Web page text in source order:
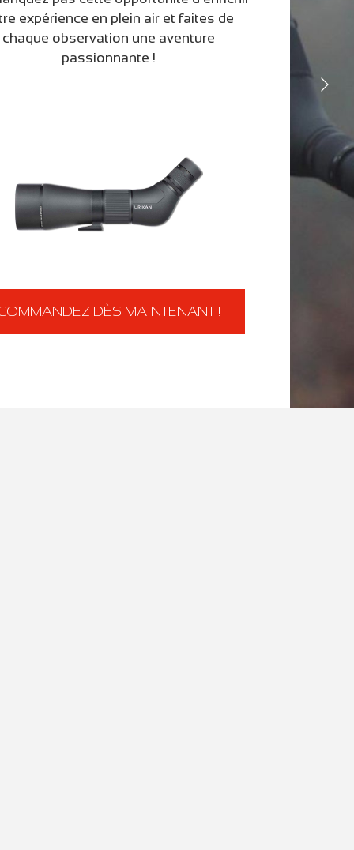
expérience en plein air et faites de
chaque observation une aventure
passionnante !
DÈS MAINTENANT !
J'ACHÈTE SANS HÉSITER !
DÉCOUVRIR LA GAMME